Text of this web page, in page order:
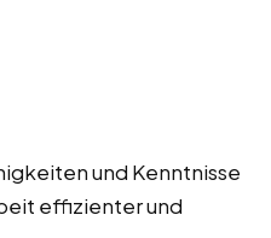
und Kenntnisse
effizienter und